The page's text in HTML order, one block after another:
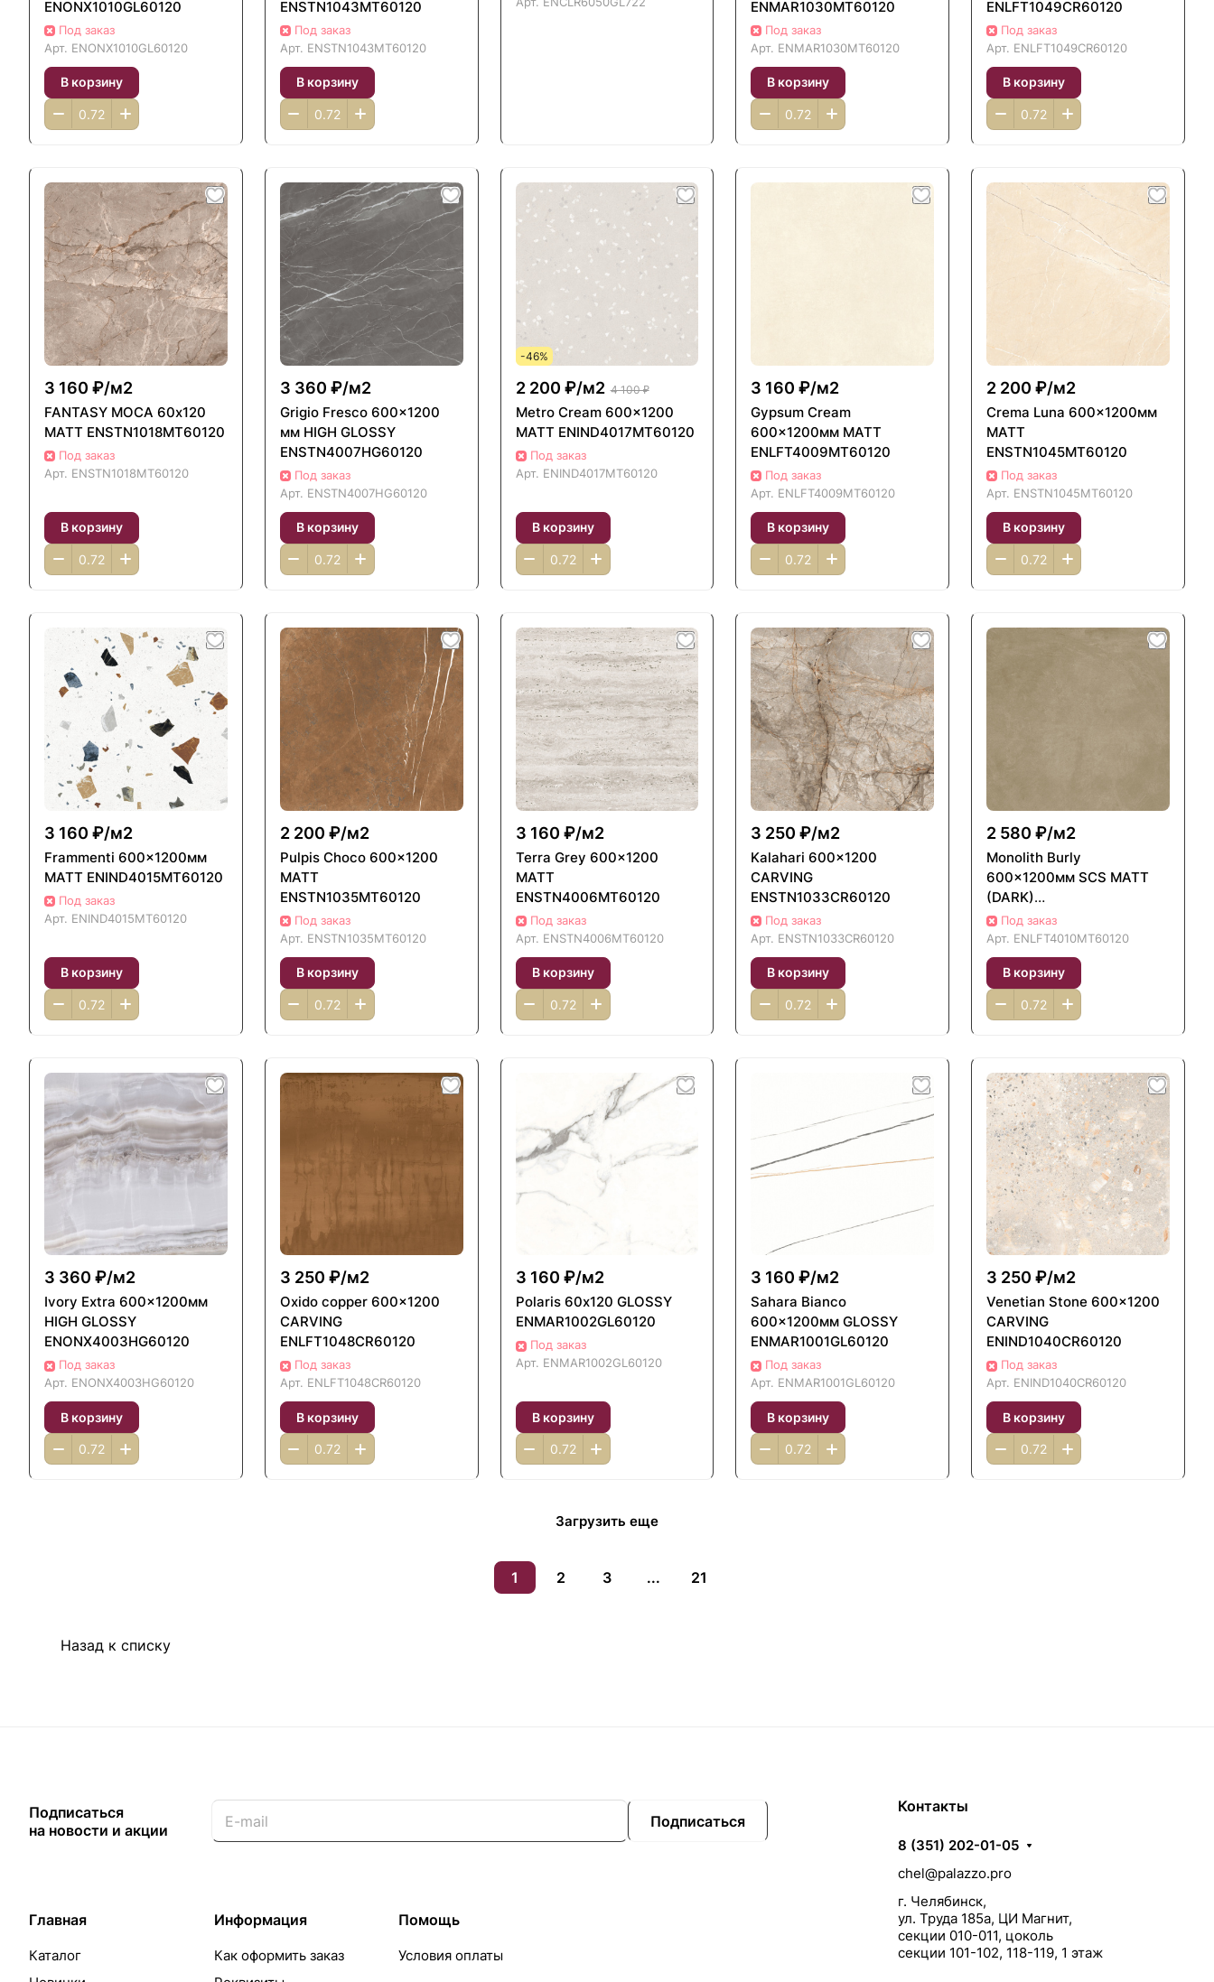
ENONX1010GL60120
Под заказ
Арт. ENONX1010GL60120
В корзину
ENSTN1043MT60120
Под заказ
Арт. ENSTN1043MT60120
В корзину
ENMAR1030MT60120
Под заказ
Арт. ENMAR1030MT60120
В корзину
ENLFT1049CR60120
Под заказ
Арт. ENLFT1049CR60120
В корзину
3 160 ₽/м2
FANTASY MOCA 60х120
MATT ENSTN1018MT60120
Под заказ
Арт. ENSTN1018MT60120
В корзину
3 360 ₽/м2
Grigio Fresco 600x1200
мм HIGH GLOSSY
ENSTN4007HG60120
Под заказ
Арт. ENSTN4007HG60120
В корзину
-46%
2 200 ₽/м2 4 100 ₽
Metro Cream 600x1200
MATT ENIND4017MT60120
Под заказ
Арт. ENIND4017MT60120
В корзину
3 160 ₽/м2
Gypsum Cream
600x1200мм MATT
ENLFT4009MT60120
Под заказ
Арт. ENLFT4009MT60120
В корзину
2 200 ₽/м2
Crema Luna 600x1200мм
MATT
ENSTN1045MT60120
Под заказ
Арт. ENSTN1045MT60120
В корзину
3 160 ₽/м2
Frammenti 600x1200мм
MATT ENIND4015MT60120
Под заказ
Арт. ENIND4015MT60120
В корзину
2 200 ₽/м2
Pulpis Choco 600x1200
MATT
ENSTN1035MT60120
Под заказ
Арт. ENSTN1035MT60120
В корзину
3 160 ₽/м2
Terra Grey 600x1200
MATT
ENSTN4006MT60120
Под заказ
Арт. ENSTN4006MT60120
В корзину
3 250 ₽/м2
Kalahari 600x1200
CARVING
ENSTN1033CR60120
Под заказ
Арт. ENSTN1033CR60120
В корзину
2 580 ₽/м2
Monolith Burly
600x1200мм SCS MATT
(DARK)
ENLFT4010MT60120
Под заказ
Арт. ENLFT4010MT60120
В корзину
3 360 ₽/м2
Ivory Extra 600x1200мм
HIGH GLOSSY
ENONX4003HG60120
Под заказ
Арт. ENONX4003HG60120
В корзину
3 250 ₽/м2
Oxido copper 600x1200
CARVING
ENLFT1048CR60120
Под заказ
Арт. ENLFT1048CR60120
В корзину
3 160 ₽/м2
Polaris 60х120 GLOSSY
ENMAR1002GL60120
Под заказ
Арт. ENMAR1002GL60120
В корзину
3 160 ₽/м2
Sahara Bianco
600x1200мм GLOSSY
ENMAR1001GL60120
Под заказ
Арт. ENMAR1001GL60120
В корзину
3 250 ₽/м2
Venetian Stone 600x1200
CARVING
ENIND1040CR60120
Под заказ
Арт. ENIND1040CR60120
В корзину
Загрузить еще
1 2 3 ... 21
Назад к списку
Подписаться
на новости и акции
Подписаться
Главная
Каталог
Информация
Как оформить заказ
Помощь
Условия оплаты
Контакты
8 (351) 202-01-05
chel@palazzo.pro
г. Челябинск,
ул. Труда 185а, ЦИ Магнит,
секции 010-011, цоколь
секции 101-102, 118-119, 1 этаж